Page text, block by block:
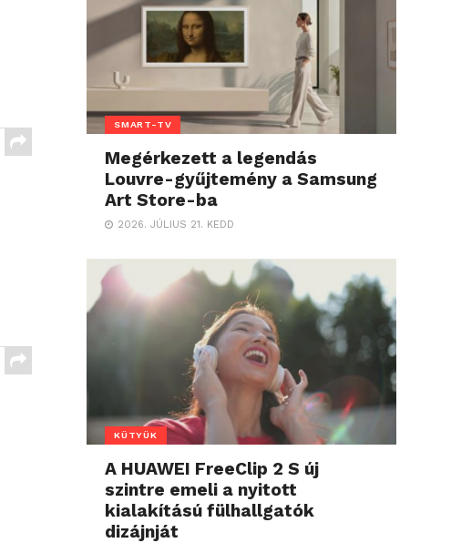
SMART-TV
Megérkezett a legendás
Louvre-gyűjtemény a Samsung
Art Store-ba
2026. JÚLIUS 21. KEDD
KÜTYÜK
A HUAWEI FreeClip 2 S új
szintre emeli a nyitott
kialakítású fülhallgatók
dizájnját